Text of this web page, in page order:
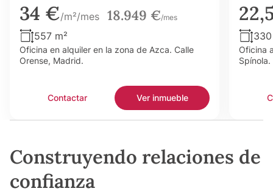
34 €/m²/mes 18.949 €/mes
557 m²
Oficina en alquiler en la zona de Azca. Calle
Orense, Madrid.
Contactar Ver inmueble
Oficina
Spínola.
Construyendo relaciones de
confianza